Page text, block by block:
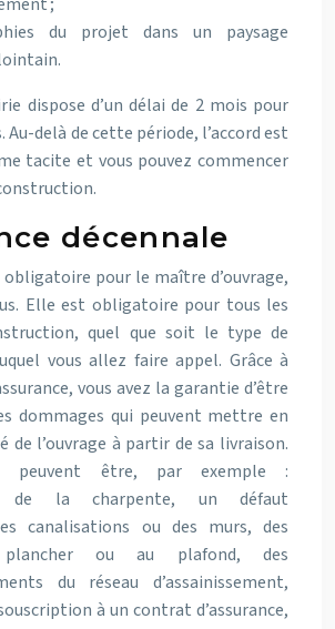
du projet dans un paysage
dispose d’un délai de 2 mois pour
Au-delà de cette période, l’accord est
tacite et vous pouvez commencer
décennale
obligatoire pour le maître d’ouvrage,
Elle est obligatoire pour tous les
quel que soit le type de
vous allez faire appel. Grâce à
vous avez la garantie d’être
dommages qui peuvent mettre en
de l’ouvrage à partir de sa livraison.
peuvent être, par exemple :
de la charpente, un défaut
canalisations ou des murs, des
ou au plafond, des
du réseau d’assainissement,
à un contrat d’assurance,